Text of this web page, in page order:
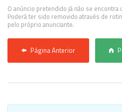
O anúncio pretendido já não se encontra
Poderá ter sido removido através de
pelo próprio anunciante.
Página Anterior